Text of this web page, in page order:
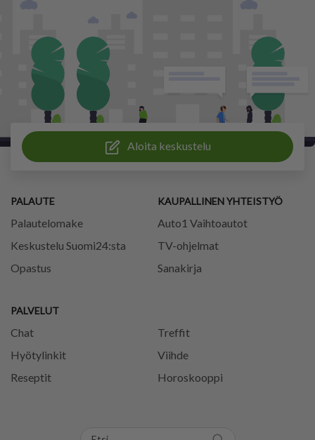
Aloita keskustelu
PALAUTE
Palautelomake
Keskustelu Suomi24:sta
Opastus
PALVELUT
Chat
Treffit
Hyötylinkit
Viihde
Reseptit
Horoskooppi
KAUPALLINEN YHTEISTYÖ
Auto1 Vaihtoautot
TV-ohjelmat
Sanakirja